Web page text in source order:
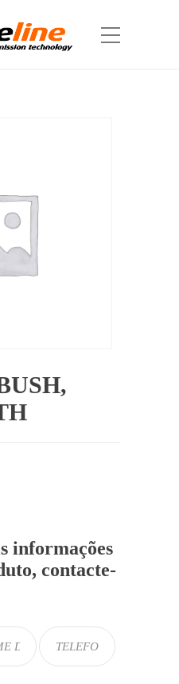
informações
contacte-